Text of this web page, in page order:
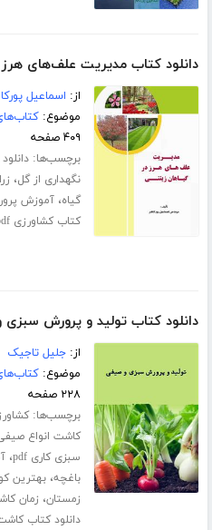
دانلود کتاب مدیریت علف‌های هرز
از: اسماعیل
موضوع:
۴۰۹ صفحه
برچسب‌ها:
نگهداری از گل،
گیاه،آموزش
کتاب کشاورزی pdf
دانلود کتاب تولید و پرورش
از:جلیل تاجیک
موضوع:
۲۲۸ صفحه
برچسب‌ها:
کاشت انواع
سبزی کاری pdf ،
باغچه،بهترین
زمستان، زمان
دانلود کتاب